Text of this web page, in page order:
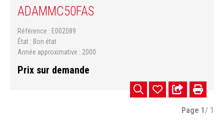
ADAM MC50FAS
Référence
E002089
État
Bon état
Année approximative
2000
Prix sur demande
Page 1 / 1